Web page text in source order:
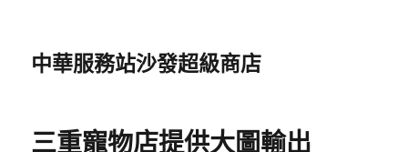
中華服務站沙發超級商店
三重寵物店提供大圖輸出